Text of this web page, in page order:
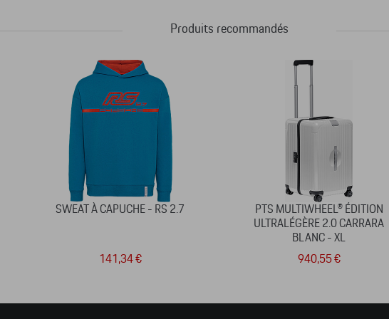
Produits recommandés
SWEAT À CAPUCHE - RS 2.7
141,34 €
PTS MULTIWHEEL® ÉDITION
ULTRALÉGÈRE 2.0 CARRARA
BLANC - XL
940,55 €